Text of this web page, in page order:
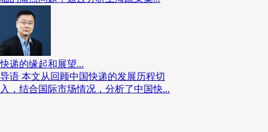
快递的缘起和展望...
导语 本文从回顾中国快递的发展历程切
入，结合国际市场情况，分析了中国快...